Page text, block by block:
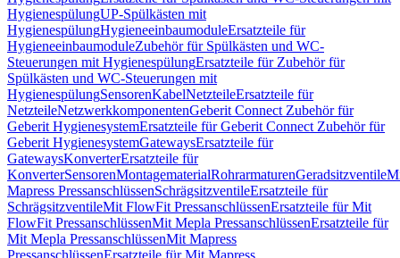
HygienespülungUP-Spülkästen mit
HygienespülungHygieneeinbaumoduleErsatzteile für
HygieneeinbaumoduleZubehör für Spülkästen und WC-
Steuerungen mit HygienespülungErsatzteile für Zubehör für
Spülkästen und WC-Steuerungen mit
HygienespülungSensorenKabelNetzteileErsatzteile für
NetzteileNetzwerkkomponentenGeberit Connect Zubehör für
Geberit HygienesystemErsatzteile für Geberit Connect Zubehör für
Geberit HygienesystemGatewaysErsatzteile für
GatewaysKonverterErsatzteile für
KonverterSensorenMontagematerialRohrarmaturenGeradsitzventile
Mapress PressanschlüssenSchrägsitzventileErsatzteile für
SchrägsitzventileMit FlowFit PressanschlüssenErsatzteile für Mit
FlowFit PressanschlüssenMit Mepla PressanschlüssenErsatzteile für
Mit Mepla PressanschlüssenMit Mapress
PressanschlüssenErsatzteile für Mit Mapress